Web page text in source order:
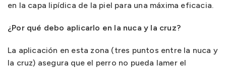
en la capa lipídica de la piel para una máxima eficacia.
¿Por qué debo aplicarlo en la nuca y la cruz?
La aplicación en esta zona (tres puntos entre la nuca y
la cruz) asegura que el perro no pueda lamer el